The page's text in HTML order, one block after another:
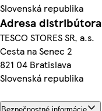
Slovenská republika
Adresa distribútora
TESCO STORES SR, a.s.
Cesta na Senec 2
821 04 Bratislava
Slovenská republika